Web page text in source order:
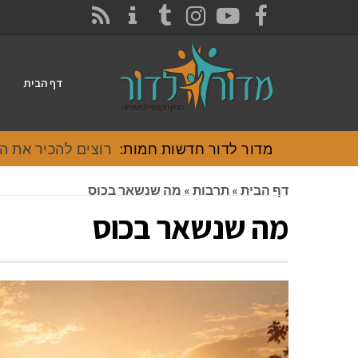
FACEBOOK
YOUTUBE
INSTAGRAM
TUMBLR
דף הבית
מדור לדור חדשות חמות: רוצים להכיר את
דף הבית » תרבות » מה שנשאר בכוס
מה שנשאר בכוס